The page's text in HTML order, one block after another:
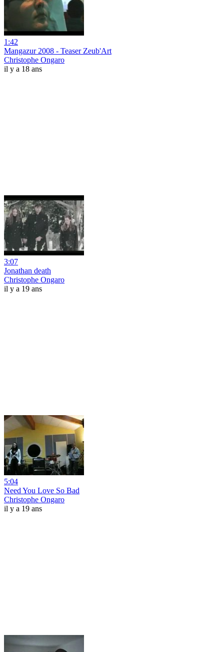
1:42
Mangazur 2008 - Teaser Zeub'Art
Christophe Ongaro
il y a 18 ans
3:07
Jonathan death
Christophe Ongaro
il y a 19 ans
5:04
Need You Love So Bad
Christophe Ongaro
il y a 19 ans